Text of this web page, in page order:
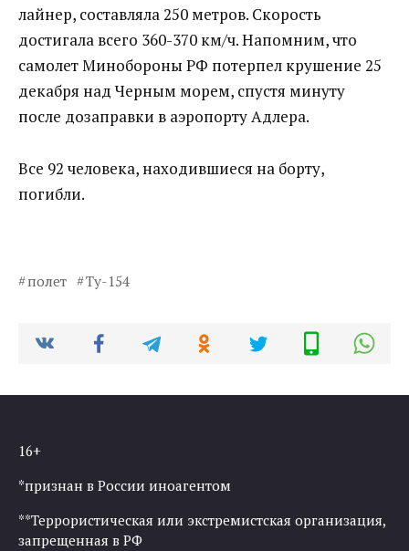
лайнер, составляла 250 метров. Скорость
достигала всего 360-370 км/ч. Напомним, что
самолет Минобороны РФ потерпел крушение 25
декабря над Черным морем, спустя минуту
после дозаправки в аэропорту Адлера.
Все 92 человека, находившиеся на борту,
погибли.
полет Ту-154
16+
*признан в России иноагентом
**Террористическая или экстремистская организация,
запрещенная в РФ